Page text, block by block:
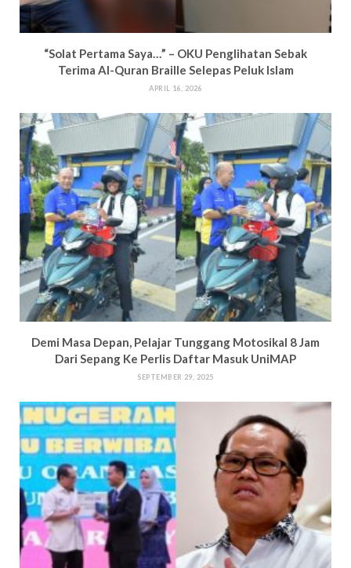
“Solat Pertama Saya…” – OKU Penglihatan Sebak
Terima Al-Quran Braille Selepas Peluk Islam
APRIL 16, 2026
Demi Masa Depan, Pelajar Tunggang Motosikal 8 Jam
Dari Sepang Ke Perlis Daftar Masuk UniMAP
SEPTEMBER 29, 2025